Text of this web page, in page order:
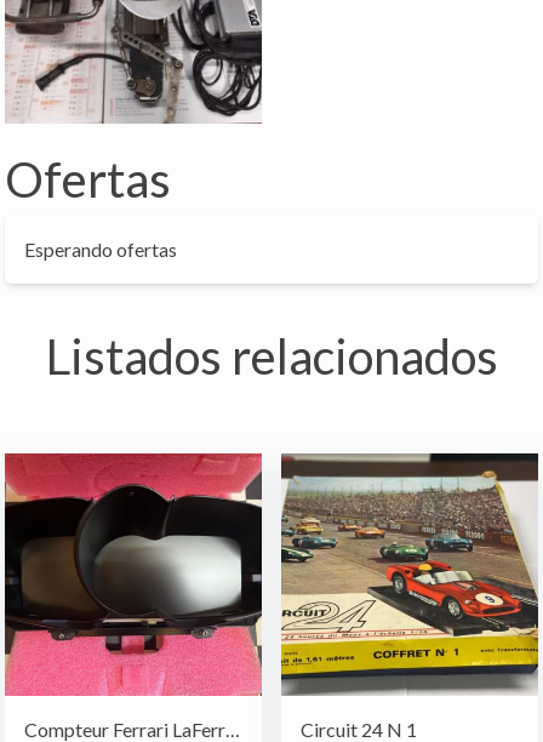
Ofertas
Esperando ofertas
Listados relacionados
Compteur Ferrari LaFerrari Circuit 24 N 1